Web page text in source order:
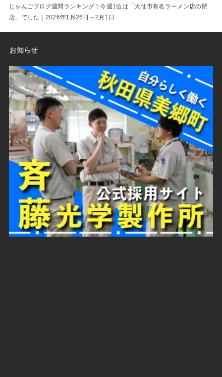
じゃんごブログ週間ランキング！今週1位は「大仙市有名ラーメン店の閉
店」でした｜2026年1月26日～2月1日
お知らせ